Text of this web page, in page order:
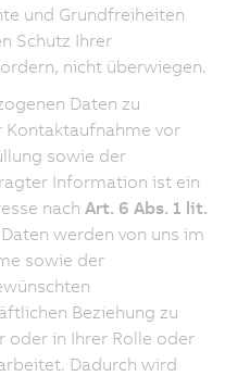
und Grundfreiheiten
Schutz Ihrer
nicht überwiegen.
Daten zu
Kontaktaufnahme vor
sowie der
Information ist ein
nach Art. 6 Abs. 1 lit.
werden von uns im
sowie der
Beziehung zu
oder in Ihrer Rolle oder
Dadurch wird